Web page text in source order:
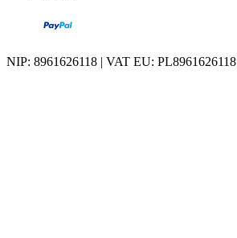
NIP: 8961626118 | VAT EU: PL8961626118